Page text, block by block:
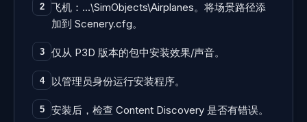
2
飞机：…\SimObjects\Airplanes。将场景路径添
加到 Scenery.cfg。
3 仅从 P3D 版本的包中安装效果/声音。
4 以管理员身份运行安装程序。
5 安装后，检查 Content Discovery 是否有错误。